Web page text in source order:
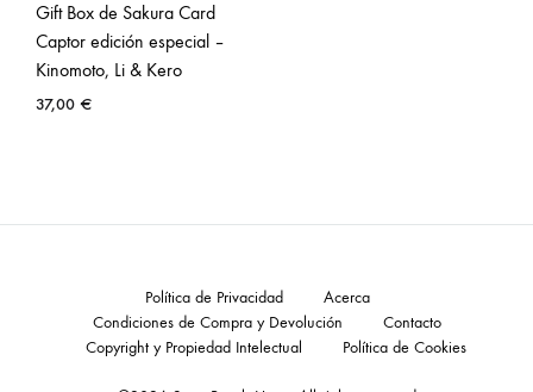
Gift Box de Sakura Card
Captor edición especial –
Kinomoto, Li & Kero
37,00 €
Política de Privacidad
Acerca
Condiciones de Compra y Devolución
Contacto
Copyright y Propiedad Intelectual
Política de Cookies